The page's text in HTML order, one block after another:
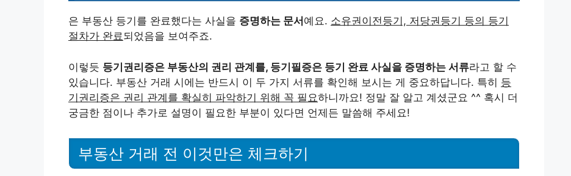
은 부동산 등기를 완료했다는 사실을 증명하는 문서 예요. 소유권이전등기, 저당권등기 등의 등기
절차가 완료되었음을 보여주죠.
이렇듯 등기권리증은 부동산의 권리 관계를, 등기필증은 등기 완료 사실을 증명하는 서류라고 할 수
있습니다. 부동산 거래 시에는 반드시 이 두 가지 서류를 확인해 보시는 게 중요하답니다. 특히 등
기권리증은 권리 관계를 확실히 파악하기 위해 꼭 필요하니까요! 정말 잘 알고 계셨군요 ^^ 혹시 더
궁금한 점이나 추가로 설명이 필요한 부분이 있다면 언제든 말씀해 주세요!
부동산 거래 전 이것만은 체크하기